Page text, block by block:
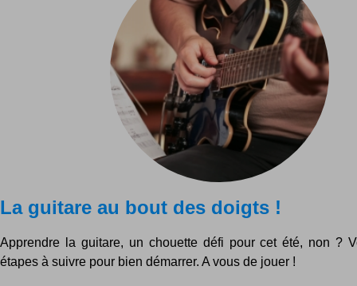
La guitare au bout des doigts !
Apprendre la guitare, un chouette défi pour cet été, non ?
étapes à suivre pour bien démarrer. A vous de jouer !